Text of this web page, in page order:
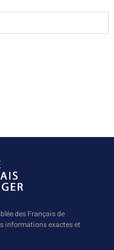
des Français de
informations exactes et